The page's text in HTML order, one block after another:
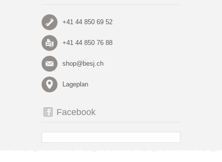
+41 44 850 69 52
+41 44 850 76 88
shop@besj.ch
Lageplan
Facebook